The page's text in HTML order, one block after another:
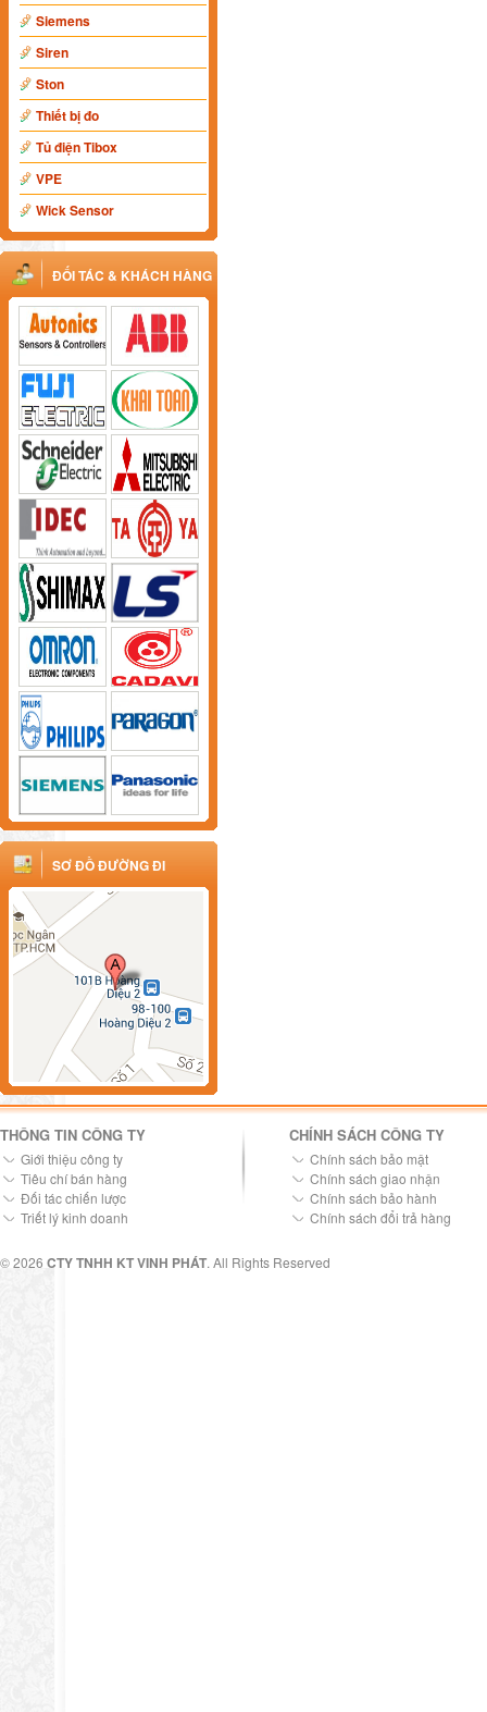
Siemens
Siren
Ston
Thiết bị đo
Tủ điện Tibox
VPE
Wick Sensor
ĐỐI TÁC & KHÁCH HÀNG
SƠ ĐỒ ĐƯỜNG ĐI
THÔNG TIN CÔNG TY
Giới thiệu công ty
Tiêu chí bán hàng
Đối tác chiến lược
Triết lý kinh doanh
CHÍNH SÁCH CÔNG TY
Chính sách bảo mật
Chính sách giao nhận
Chính sách bảo hành
Chính sách đổi trả hàng
© 2026 CTY TNHH KT VINH PHÁT. All Rights Reserved